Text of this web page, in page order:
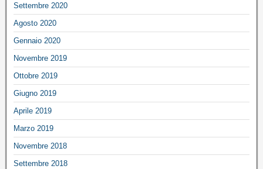
Settembre 2020
Agosto 2020
Gennaio 2020
Novembre 2019
Ottobre 2019
Giugno 2019
Aprile 2019
Marzo 2019
Novembre 2018
Settembre 2018